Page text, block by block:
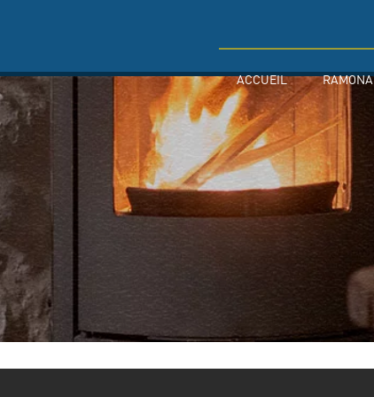
ACCUEIL RAMONA